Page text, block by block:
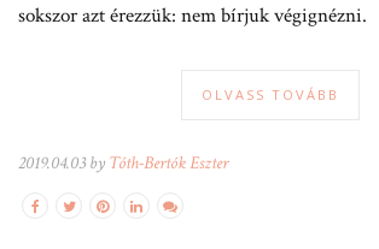
sokszor azt érezzük: nem bírjuk végignézni.
OLVASS TOVÁBB
2019.04.03 by Tóth-Bertók Eszter